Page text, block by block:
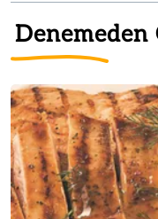
Denemeden